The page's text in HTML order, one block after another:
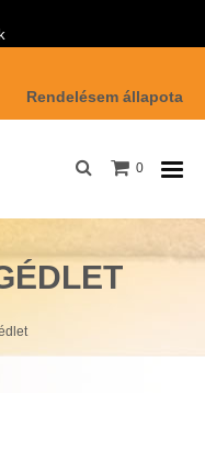
Rendelésem állapota
0